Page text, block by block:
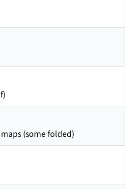
(some folded)